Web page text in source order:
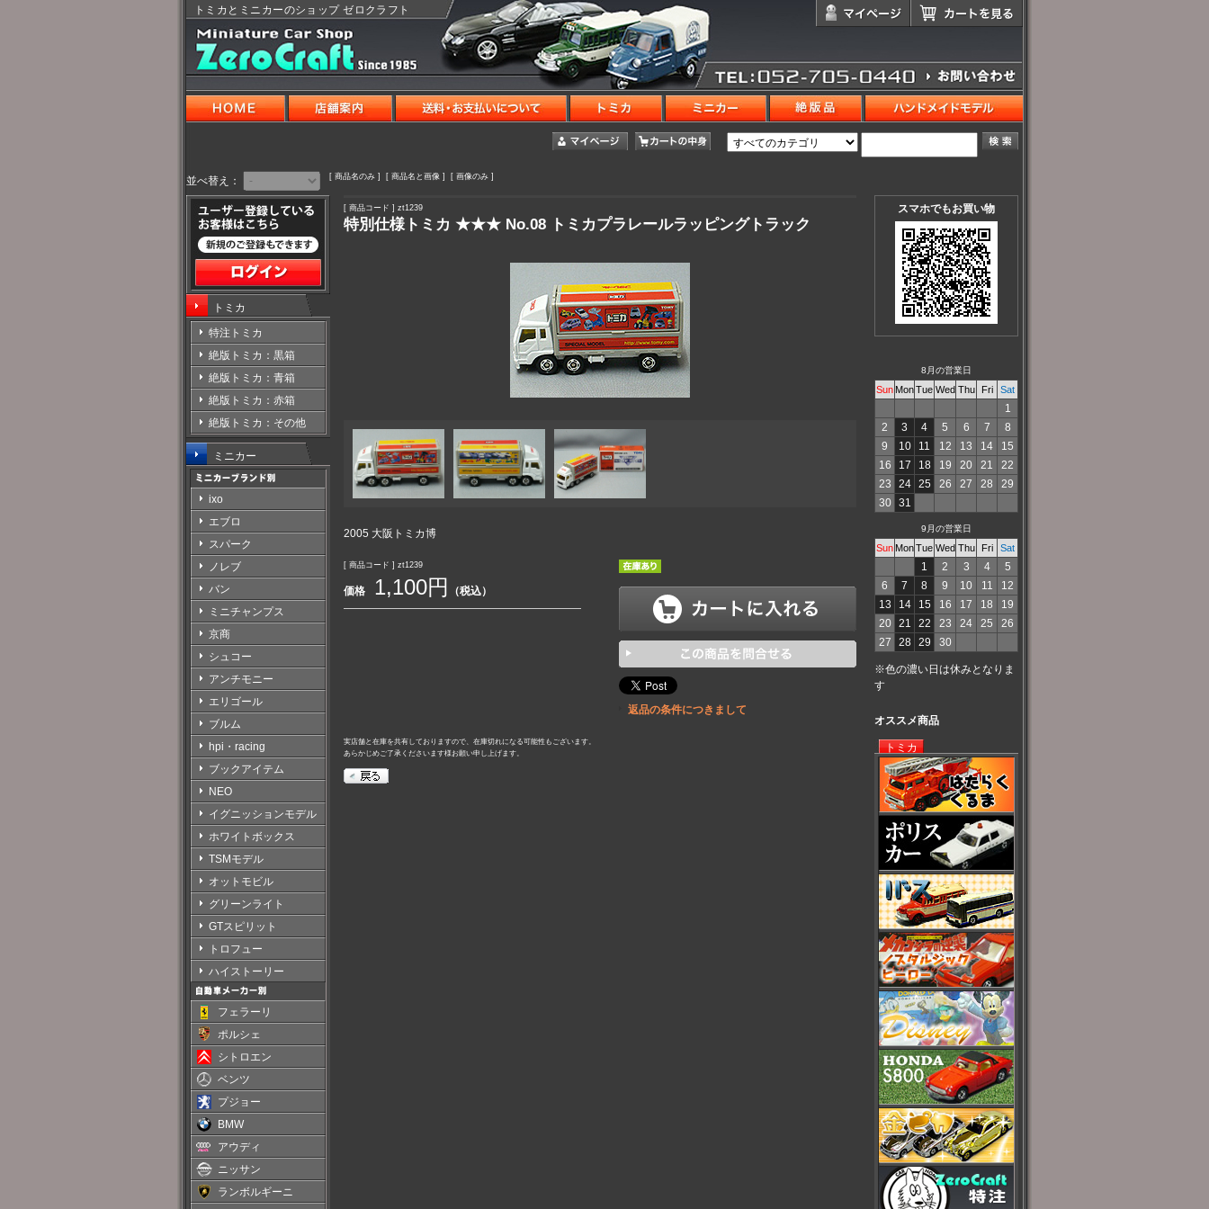
トミカとミニカーのショップ ゼロクラフト
並べ替え： [ 商品名のみ ] [ 商品名と画像 ] [ 画像のみ ]
[ 商品コード ] zt1239
特別仕様トミカ ★★★ No.08 トミカプラレールラッピングトラック
2005 大阪トミカ博
[ 商品コード ] zt1239
価格 1,100円 （税込）
返品の条件につきまして
実店舗と在庫を共有しておりますので、在庫切れになる可能性もございます。
あらかじめご了承くださいます様お願い申し上げます。
トミカ
特注トミカ
絶版トミカ：黒箱
絶版トミカ：青箱
絶版トミカ：赤箱
絶版トミカ：その他
ミニカー
ixo
エブロ
スパーク
ノレブ
バン
ミニチャンプス
京商
シュコー
アンチモニー
エリゴール
ブルム
hpi・racing
ブックアイテム
NEO
イグニッションモデル
ホワイトボックス
TSMモデル
オットモビル
グリーンライト
GTスピリット
トロフュー
ハイストーリー
フェラーリ
ポルシェ
シトロエン
ベンツ
プジョー
BMW
アウディ
ニッサン
ランボルギーニ
スマホでもお買い物
8月の営業日
Sun MonTue Wed Thu Fri Sat
1
2
3 4 5 6 7
8
9
10 11 12 13 14
15
16
17 18 19 20 21
22
23
24 25 26 27 28
29
30
31
9月の営業日
Sun MonTue Wed Thu Fri Sat
1 2 3 4
5
6
7 8 9 10 11
12
13
14 15 16 17 18
19
20
21 22 23 24 25
26
27
28 29 30
※色の濃い日は休みとなりま
す
オススメ商品
トミカ